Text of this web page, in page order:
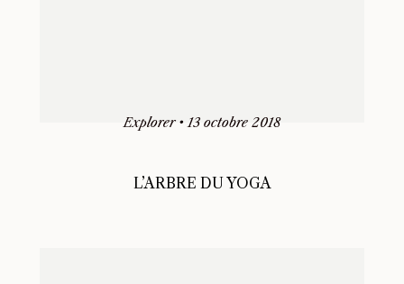
Explorer •13 octobre 2018
L’ARBRE DU YOGA